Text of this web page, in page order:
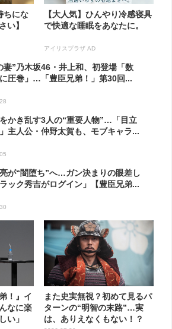
ちにな
い】
【大人気】ひんやり冷感寝具
で快適な睡眠をあなたに。
アイリスプラザ AD
妻”乃木坂46・井上和、初登場「数
圧巻」…「豊臣兄弟！」第30回...
かき乱す3人の“重要人物”…「目立
主人公・仲野太賀も、モブキャラ...
が“闇堕ち”へ…ガン決まりの眼差し
ック秀吉がログイン」【豊臣兄弟...
！』イ
なに楽
い」
また史実無視？初めて見るパ
ターンの“明智の末路”…実
は、ありえなくもない！？